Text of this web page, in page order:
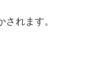
れます。